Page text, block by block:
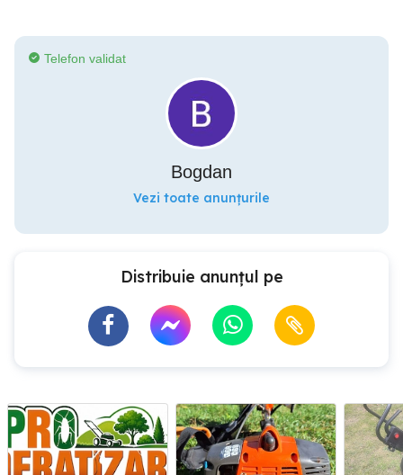
Telefon validat
Bogdan
Vezi toate anunțurile
Distribuie anunțul pe